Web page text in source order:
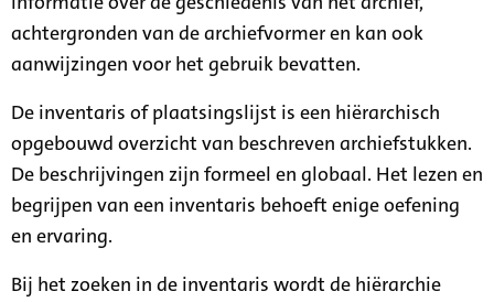
achtergronden van de archiefvormer en kan ook
aanwijzingen voor het gebruik bevatten.
De inventaris of plaatsingslijst is een hiërarchisch
opgebouwd overzicht van beschreven archiefstukken.
De beschrijvingen zijn formeel en globaal. Het lezen en
begrijpen van een inventaris behoeft enige oefening
en ervaring.
Bij het zoeken in de inventaris wordt de hiërarchie